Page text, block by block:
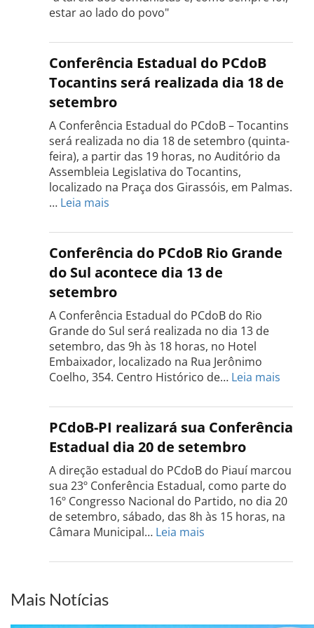
estar ao lado do povo"
Conferência Estadual do PCdoB
Tocantins será realizada dia 18 de
setembro
A Conferência Estadual do PCdoB – Tocantins
será realizada no dia 18 de setembro (quinta-
feira), a partir das 19 horas, no Auditório da
Assembleia Legislativa do Tocantins,
localizado na Praça dos Girassóis, em Palmas.
… Leia mais
Estadual
do
PCdoB
Tocantins
será
realizada
dia
18
de
setembro
Conferência do PCdoB Rio Grande
do Sul acontece dia 13 de
setembro
A Conferência Estadual do PCdoB do Rio
Grande do Sul será realizada no dia 13 de
setembro, das 9h às 18 horas, no Hotel
Embaixador, localizado na Rua Jerônimo
Coelho, 354. Centro Histórico de… Leia mais
do
PCdoB
Rio
do
Sul
dia
PCdoB-PI realizará sua Conferência
Estadual dia 20 de setembro
A direção estadual do PCdoB do Piauí marcou
sua 23º Conferência Estadual, como parte do
16º Congresso Nacional do Partido, no dia 20
de setembro, sábado, das 8h às 15 horas, na
Câmara Municipal… Leia mais
PI
Estadual
Mais Notícias